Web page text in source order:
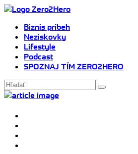
Biznis príbeh
Neziskovky
Lifestyle
Podcast
SPOZNAJ TÍM ZERO2HERO